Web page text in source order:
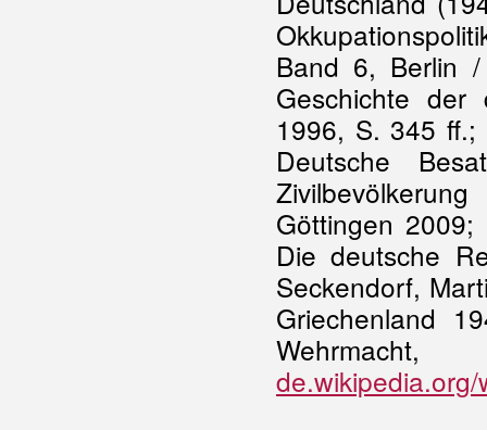
Band 6, Berlin
Geschichte der
1996, S. 345 ff.;
Deutsche
Göttingen
Die deutsche
Seckendorf,
Griechenland